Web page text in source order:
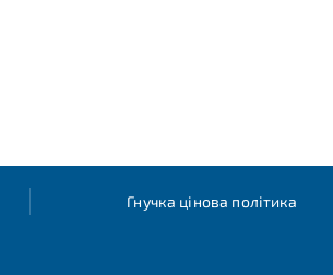
Гнучка цінова політика